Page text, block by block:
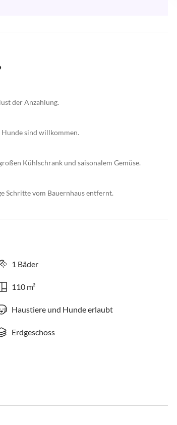
der Anzahlung.
sind willkommen.
Kühlschrank und saisonalem Gemüse.
Schritte vom Bauernhaus entfernt.
1 Bäder
110 m²
Haustiere und Hunde erlaubt
Erdgeschoss